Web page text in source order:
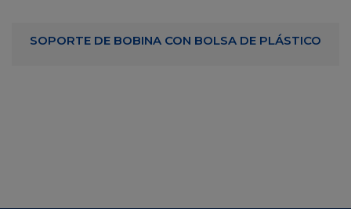
SOPORTE DE BOBINA CON BOLSA DE PLÁSTICO